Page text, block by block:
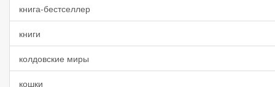
книга-бестселлер
книги
колдовские миры
кошки